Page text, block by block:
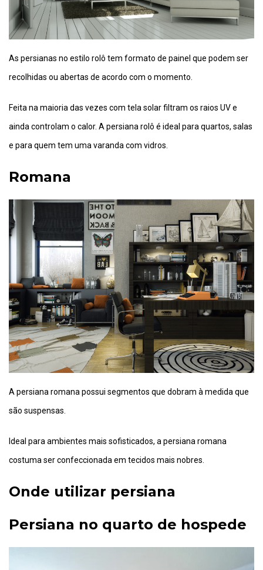
As persianas no estilo rolô tem formato de painel que podem ser
recolhidas ou abertas de acordo com o momento.
Feita na maioria das vezes com tela solar filtram os raios UV e
ainda controlam o calor. A persiana rolô é ideal para quartos, salas
e para quem tem uma varanda com vidros.
Romana
A persiana romana possui segmentos que dobram à medida que
são suspensas.
Ideal para ambientes mais sofisticados, a persiana romana
costuma ser confeccionada em tecidos mais nobres.
Onde utilizar persiana
Persiana no quarto de hospede